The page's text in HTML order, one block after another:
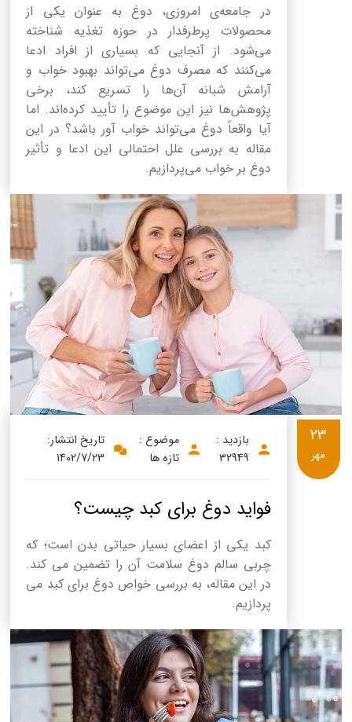
در جامعه‌ی امروزی، دوغ به عنوان یکی از
محصولات پرطرفدار در حوزه تغذیه شناخته
می‌شود. از آنجایی که بسیاری از افراد ادعا
می‌کنند که مصرف دوغ می‌تواند بهبود خواب و
آرامش شبانه آن‌ها را تسریع کند، برخی
پژوهش‌ها نیز این موضوع را تأیید کرده‌اند. اما
آیا واقعاً دوغ می‌تواند خواب آور باشد؟ در این
مقاله به بررسی علل احتمالی این ادعا و تأثیر
دوغ بر خواب می‌پردازیم.
بازدید :
32949
موضوع :
تازه ها
تاریخ انتشار:
1402/7/23
فواید دوغ برای کبد چیست؟
کبد یکی از اعضای بسیار حیاتی بدن است؛ که
چربی سالم دوغ سلامت آن را تضمین می کند.
در این مقاله، به بررسی خواص دوغ برای کبد می
پردازیم.
23
مهر